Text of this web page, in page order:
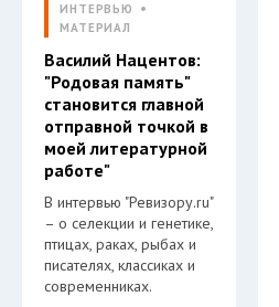
ИНТЕРВЬЮ
МАТЕРИАЛ
Василий Нацентов:
"Родовая память"
становится главной
отправной точкой в
моей литературной
работе"
В интервью "Ревизору.ru"
– о селекции и генетике,
птицах, раках, рыбах и
писателях, классиках и
современниках.